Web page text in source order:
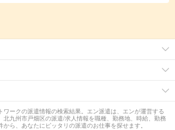
ワークの派遣情報の検索結果。エン派遣は、エンが運営する
北九州市戸畑区の派遣/求人情報を職種、勤務地、時給、勤務
ら、あなたにピッタリの派遣のお仕事を探せます。